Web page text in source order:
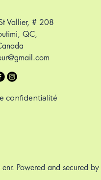
Vallier, # 208
QC,
confidentialité
Powered and secured by